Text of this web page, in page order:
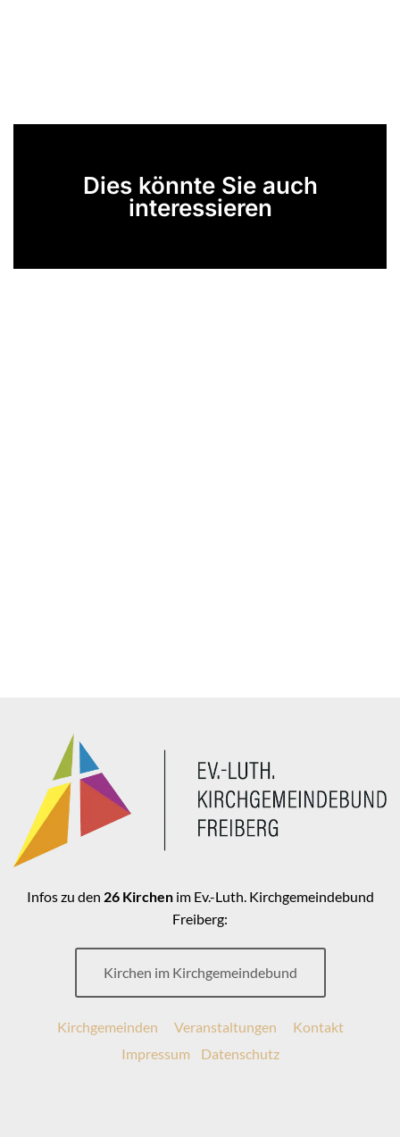
Dies könnte Sie auch
interessieren
Infos zu den 26 Kirchenim Ev.-Luth. Kirchgemeindebund
Freiberg:
Kirchen im Kirchgemeindebund
Kirchgemeinden Veranstaltungen
Kontakt
Impressum
Datenschutz